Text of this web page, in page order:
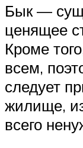
Бык —
ценящее
Кроме
всем,
следует
жилище,
всего